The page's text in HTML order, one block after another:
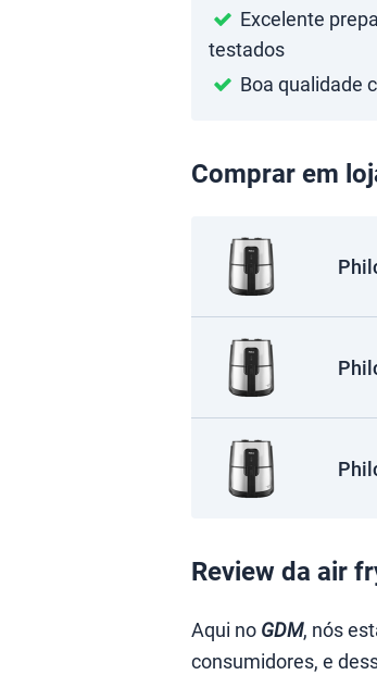
Excelente
testados
Boa qualidade
Comprar em
Review da air
Aqui no GDM, nós
consumidores, e